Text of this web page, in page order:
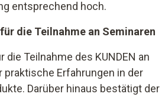
entsprechend hoch.
die Teilnahme an Seminaren
Teilnahme des KUNDEN an
praktische Erfahrungen in der
Darüber hinaus bestätigt der